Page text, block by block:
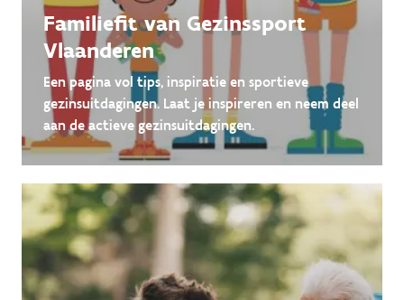
Familiefit van Gezinssport
Vlaanderen
Een pagina vol tips, inspiratie en sportieve
gezinsuitdagingen. Laat je inspireren en neem deel
aan de actieve gezinsuitdagingen.